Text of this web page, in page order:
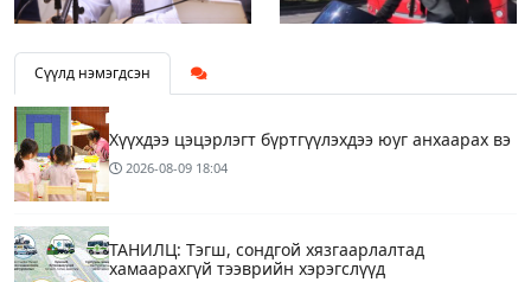
Сүүлд нэмэгдсэн
Хүүхдээ цэцэрлэгт бүртгүүлэхдээ юуг анхаарах вэ
2026-08-09 18:04
ТАНИЛЦ: Тэгш, сондгой хязгаарлалтад
хамаарахгүй тээврийн хэрэгслүүд